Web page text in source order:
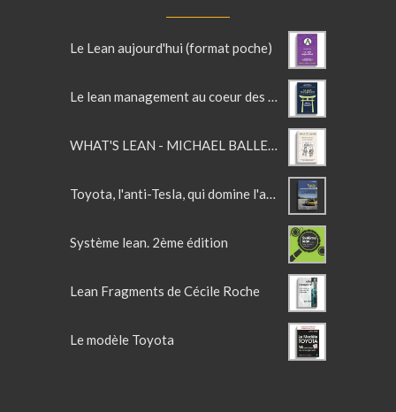
Le Lean aujourd'hui (format poche)
Le lean management au coeur des services
WHAT'S LEAN - MICHAEL BALLE'S LEAN GLOSSARY
Toyota, l'anti-Tesla, qui domine l'automobile
Système lean. 2ème édition
Lean Fragments de Cécile Roche
Le modèle Toyota